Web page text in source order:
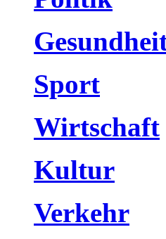
Sport
Wirtschaft
Kultur
Verkehr